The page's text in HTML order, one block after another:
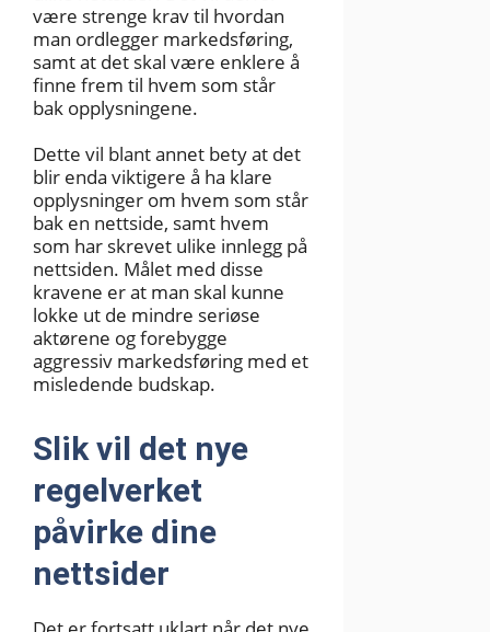
være strenge krav til hvordan
man ordlegger markedsføring,
samt at det skal være enklere å
finne frem til hvem som står
bak opplysningene.
Dette vil blant annet bety at det
blir enda viktigere å ha klare
opplysninger om hvem som står
bak en nettside, samt hvem
som har skrevet ulike innlegg på
nettsiden. Målet med disse
kravene er at man skal kunne
lokke ut de mindre seriøse
aktørene og forebygge
aggressiv markedsføring med et
misledende budskap.
Slik vil det nye
regelverket
påvirke dine
nettsider